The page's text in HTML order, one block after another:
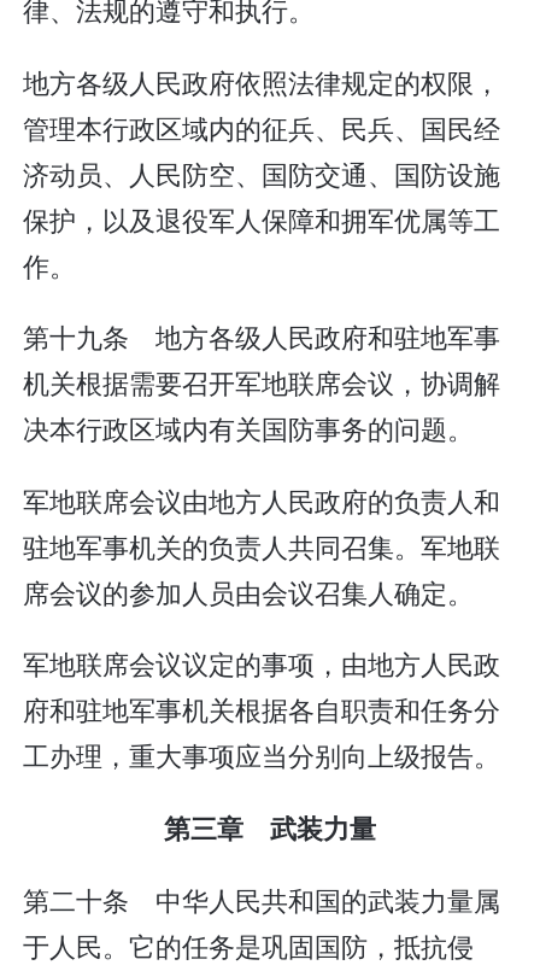
律、法规的遵守和执行。
地方各级人民政府依照法律规定的权限，
管理本行政区域内的征兵、民兵、国民经
济动员、人民防空、国防交通、国防设施
保护，以及退役军人保障和拥军优属等工
作。
第十九条 地方各级人民政府和驻地军事
机关根据需要召开军地联席会议，协调解
决本行政区域内有关国防事务的问题。
军地联席会议由地方人民政府的负责人和
驻地军事机关的负责人共同召集。军地联
席会议的参加人员由会议召集人确定。
军地联席会议议定的事项，由地方人民政
府和驻地军事机关根据各自职责和任务分
工办理，重大事项应当分别向上级报告。
第三章 武装力量
第二十条 中华人民共和国的武装力量属
于人民。它的任务是巩固国防，抵抗侵